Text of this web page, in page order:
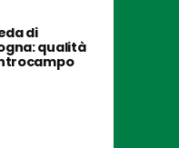
di
qualità